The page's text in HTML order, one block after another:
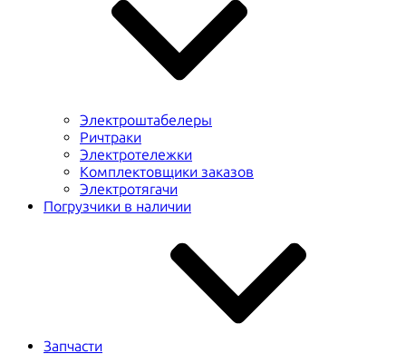
Электроштабелеры
Ричтраки
Электротележки
Комплектовщики заказов
Электротягачи
Погрузчики в наличии
Запчасти